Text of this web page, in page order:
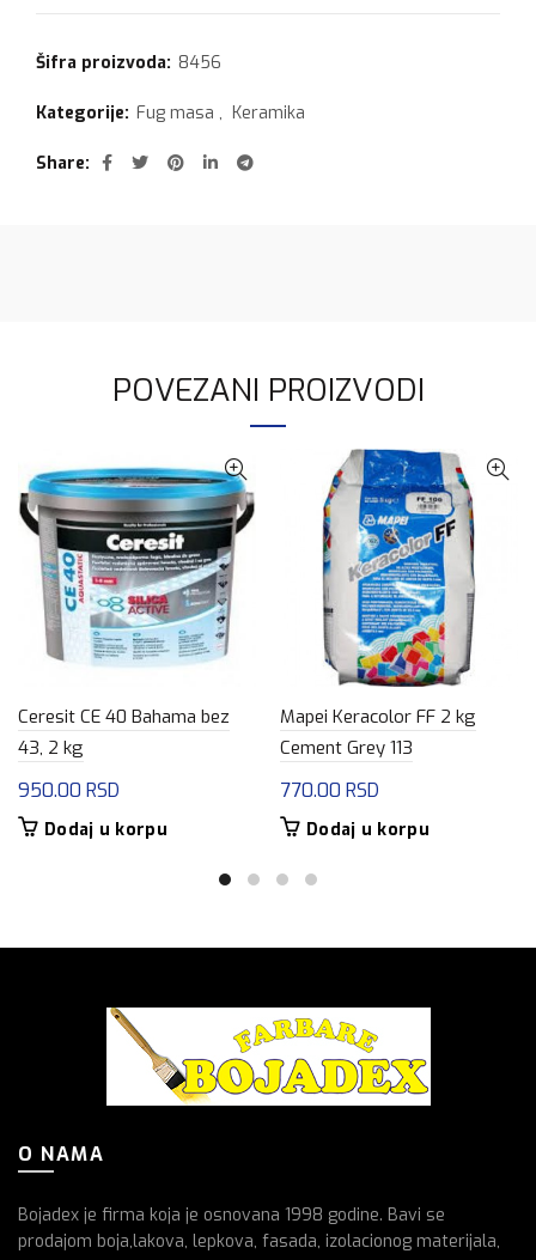
Šifra proizvoda: 8456
Kategorije: Fug masa , Keramika
Share
POVEZANI PROIZVODI
Ceresit CE 40 Bahama bez
43, 2 kg
950.00 RSD
Dodaj u korpu
Mapei Keracolor FF 2 kg
Cement Grey 113
770.00 RSD
Dodaj u korpu
O NAMA
Bojadex je firma koja je osnovana 1998 godine. Bavi se
prodajom boja,lakova, lepkova, fasada, izolacionog materijala,